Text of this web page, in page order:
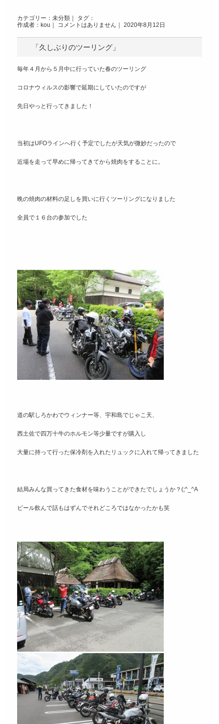
カテゴリー： 未分類 ｜ タグ：
作成者：kou｜ コメントはありません ｜ 2020年8月12日
「久しぶりのツーリング」
毎年４月から５月中に行っていた春のツーリング
コロナウィルスの影響で延期にしていたのですが
先日やっと行ってきました！
当初はUFOラインへ行く予定でしたが天気が微妙だったので
近場を走って早めに帰ってきてから焼肉をすることに。
晩の焼肉の材料の足しを買いに行くツーリングになりました
全員で１６台の参加でした
道の駅しろかわでウィンナー等、宇和島でじゃこ天、
西土佐で四万十牛のホルモン等少量ですが購入し
大量に持って行った保冷剤を入れたリュックに入れて帰ってきました
結局みんな買ってきた食材を味わうことができたでしょうか？(;^_^A
ビール飲んで話もはずんでそれどころではなかったかも笑